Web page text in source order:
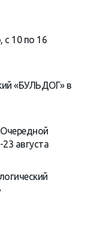
10 по 16
«БУЛЬДОГ» в
августа